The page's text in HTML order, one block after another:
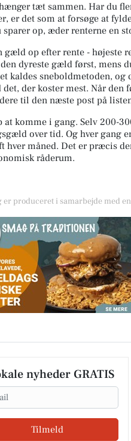
tæt sammen. Har du
er det som at forsøge at
op, æder renterne en
op efter rente - højeste
dyreste gæld først, mens
kaldes sneboldmetoden, og
der koster mest. Når den
til den næste post på
komme i gang. Selv 200-
over tid. Og hver gang
måned. Det er præcis
råderum.
produceret i samarbejde med
nyheder GRATIS
Tilmeld